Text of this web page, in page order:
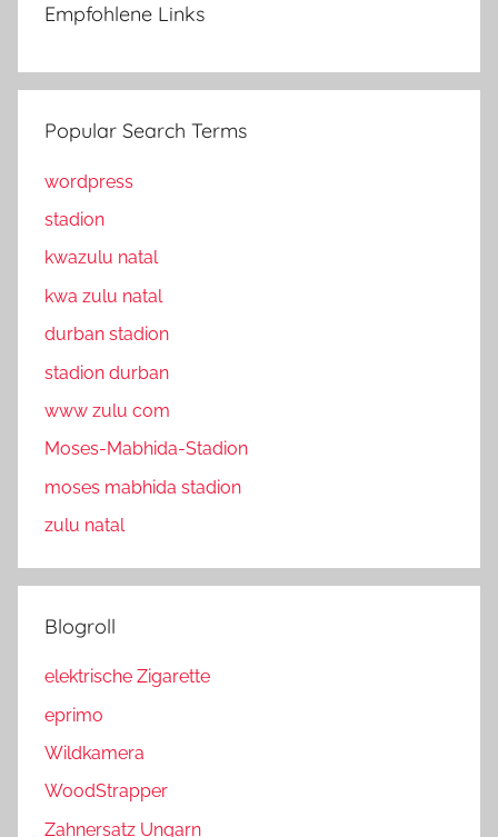
Empfohlene Links
Popular Search Terms
wordpress
stadion
kwazulu natal
kwa zulu natal
durban stadion
stadion durban
www zulu com
Moses-Mabhida-Stadion
moses mabhida stadion
zulu natal
Blogroll
elektrische Zigarette
eprimo
Wildkamera
WoodStrapper
Zahnersatz Ungarn